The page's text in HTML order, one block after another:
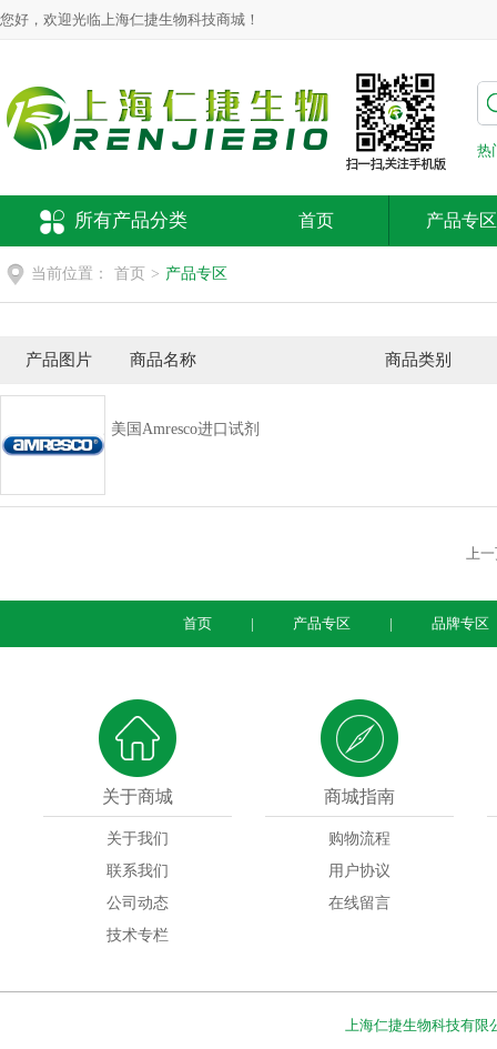
您好，欢迎光临上海仁捷生物科技商城！
热
所有产品分类 首页 产品专区
当前位置： 首页 > 产品专区
产品图片 商品名称 商品类别
美国Amresco进口试剂
上一
首页 | 产品专区 | 品牌专区
关于商城
关于我们
联系我们
公司动态
技术专栏
商城指南
购物流程
用户协议
在线留言
上海仁捷生物科技有限